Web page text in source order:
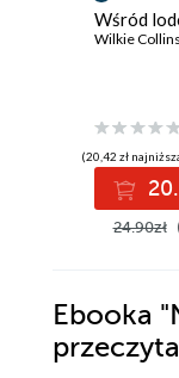
Wśród
Wilkie Collins
(20,42 zł
24.90zł
Ebooka